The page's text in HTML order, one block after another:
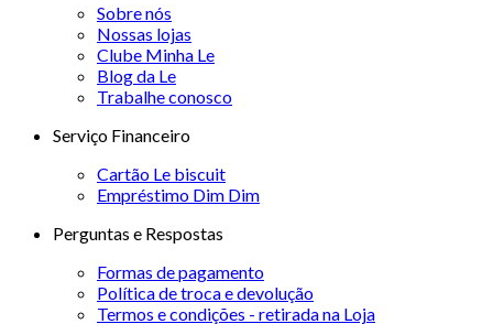
Sobre nós
Nossas lojas
Clube Minha Le
Blog da Le
Trabalhe conosco
Serviço Financeiro
Cartão Le biscuit
Empréstimo Dim Dim
Perguntas e Respostas
Formas de pagamento
Política de troca e devolução
Termos e condições - retirada na Loja